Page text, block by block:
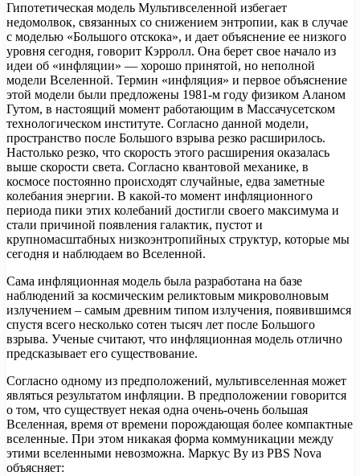
Гипотетическая модель Мультивселенной избегает
недомолвок, связанных со снижением энтропии, как в случае
с моделью «Большого отскока», и дает объяснение ее низкого
уровня сегодня, говорит Кэрролл. Она берет свое начало из
идеи об «инфляции» — хорошо принятой, но неполной
модели Вселенной. Термин «инфляция» и первое объяснение
этой модели были предложены 1981-м году физиком Аланом
Гутом, в настоящий момент работающим в Массачусетском
технологическом институте. Согласно данной модели,
пространство после Большого взрыва резко расширилось.
Настолько резко, что скорость этого расширения оказалась
выше скорости света. Согласно квантовой механике, в
космосе постоянно происходят случайные, едва заметные
колебания энергии. В какой-то момент инфляционного
периода пики этих колебаний достигли своего максимума и
стали причиной появления галактик, пустот и
крупномасштабных низкоэнтропийных структур, которые мы
сегодня и наблюдаем во Вселенной.
Сама инфляционная модель была разработана на базе
наблюдений за космическим реликтовым микроволновым
излучением – самым древним типом излучения, появившимся
спустя всего несколько сотен тысяч лет после Большого
взрыва. Ученые считают, что инфляционная модель отлично
предсказывает его существование.
Согласно одному из предположений, мультивселенная может
являться результатом инфляции. В предположении говорится
о том, что существует некая одна очень-очень большая
Вселенная, время от времени порождающая более компактные
вселенные. При этом никакая форма коммуникации между
этими вселенными невозможна. Маркус Ву из PBS Nova
объясняет: